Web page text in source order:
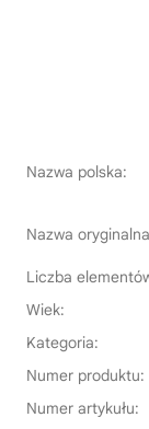
Nazwa polska:
Nazwa
Liczba
Wiek:
Kategoria:
Numer produktu:
Numer artykułu: